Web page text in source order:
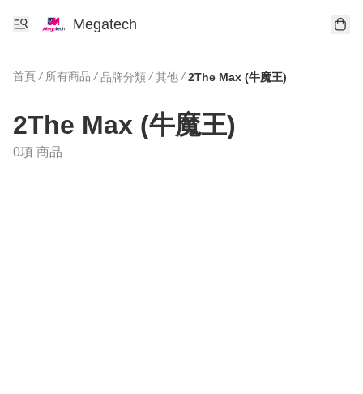
Megatech
首頁 / 所有商品 / 品牌分類 / 其他 / 2The Max (牛魔王)
2The Max (牛魔王)
0項 商品